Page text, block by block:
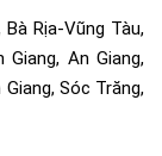
Rịa-Vũng Tàu,
An Giang,
Sóc Trăng,